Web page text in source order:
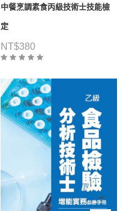
中餐烹調素食丙級技術士技能檢
定
NT$380